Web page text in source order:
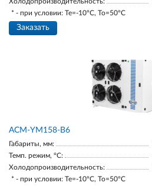
* - при условии: Te=-10ºC, To=50ºC
Заказать
АСМ-YM158-В6
Габариты, мм:
Темп. режим, °С:
Холодопроизводительность:
* - при условии: Te=-10ºC, To=50ºC